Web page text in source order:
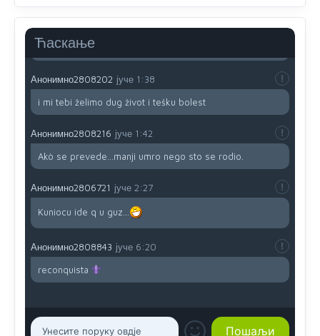
Ћаскање
da brani? A imamo vojsku Kosova kojoj želimo svako
dobro i da se što bolje opreme
Анонимно2808202 јуче 1:38
i mi tebi želimo dug život i tešku bolest
Анонимно2808216 јуче 1:42
Akò se prevede...manji umro nego sto se rodio.
Анонимно2806721 јуче 2:27
Kuniocu ide q u guz...
Анонимно2808843 јуче 6:20
reconquista